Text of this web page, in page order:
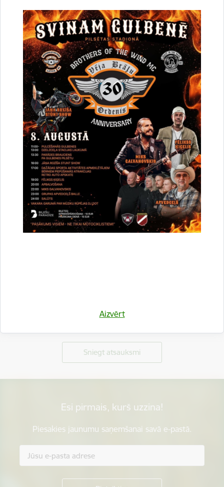
Aizvērt
Projekta komanda
Saistītas tēmas
Aktualitātes: Projekti
Drukāt lapu
Dalīties
Vai šī informācija bija noderīga?
Sniegt atsauksmi
Esi pirmais, kurš uzzina!
Piesakies jaunumu saņemšanai savā e-pastā.